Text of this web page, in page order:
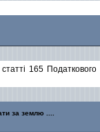
165 Податкового
за землю ....